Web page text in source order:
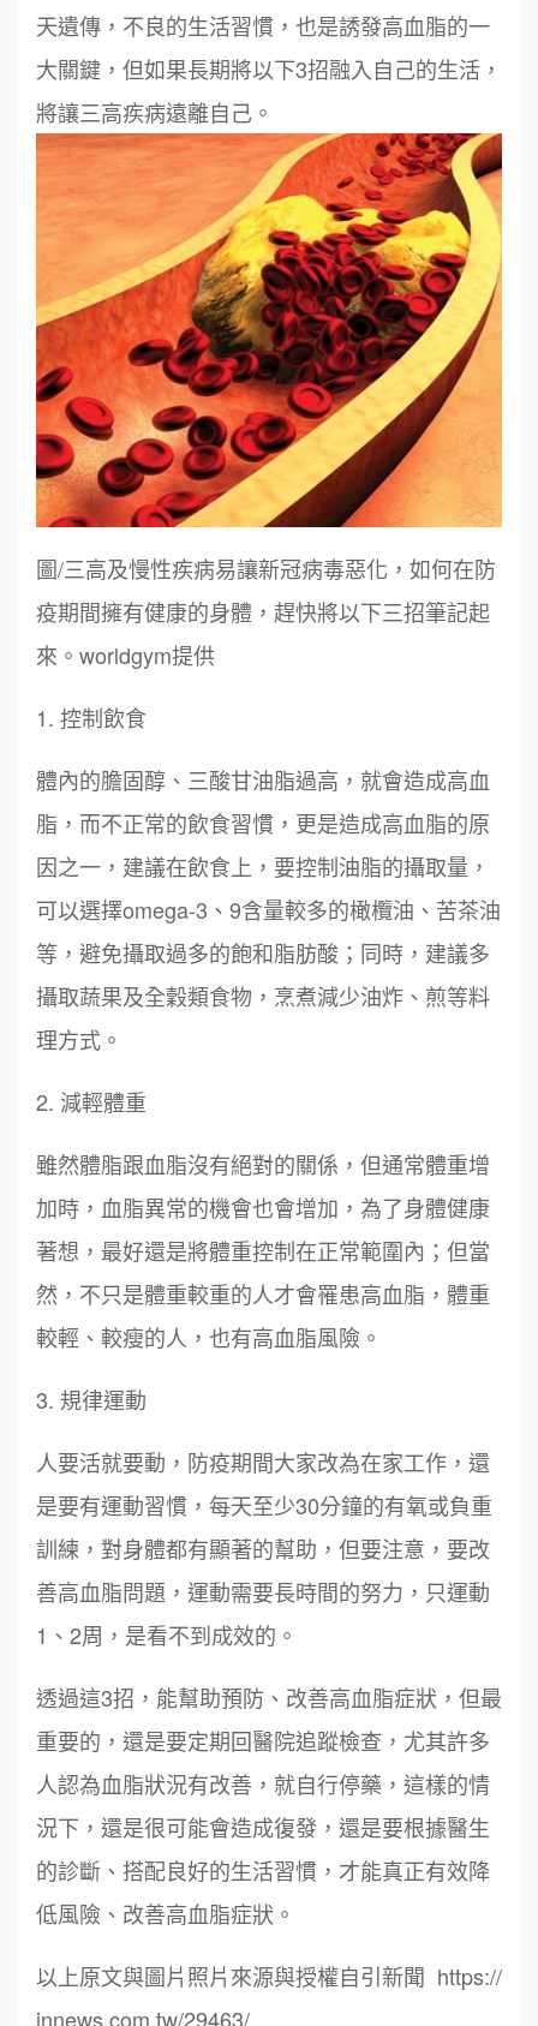
天遺傳，不良的生活習慣，也是誘發高血脂的一
大關鍵，但如果長期將以下3招融入自己的生活，
將讓三高疾病遠離自己。
圖/三高及慢性疾病易讓新冠病毒惡化，如何在防
疫期間擁有健康的身體，趕快將以下三招筆記起
來。worldgym提供
1. 控制飲食
體內的膽固醇、三酸甘油脂過高，就會造成高血
脂，而不正常的飲食習慣，更是造成高血脂的原
因之一，建議在飲食上，要控制油脂的攝取量，
可以選擇omega-3、9含量較多的橄欖油、苦茶油
等，避免攝取過多的飽和脂肪酸；同時，建議多
攝取蔬果及全穀類食物，烹煮減少油炸、煎等料
理方式。
2. 減輕體重
雖然體脂跟血脂沒有絕對的關係，但通常體重增
加時，血脂異常的機會也會增加，為了身體健康
著想，最好還是將體重控制在正常範圍內；但當
然，不只是體重較重的人才會罹患高血脂，體重
較輕、較瘦的人，也有高血脂風險。
3. 規律運動
人要活就要動，防疫期間大家改為在家工作，還
是要有運動習慣，每天至少30分鐘的有氧或負重
訓練，對身體都有顯著的幫助，但要注意，要改
善高血脂問題，運動需要長時間的努力，只運動
1、2周，是看不到成效的。
透過這3招，能幫助預防、改善高血脂症狀，但最
重要的，還是要定期回醫院追蹤檢查，尤其許多
人認為血脂狀況有改善，就自行停藥，這樣的情
況下，還是很可能會造成復發，還是要根據醫生
的診斷、搭配良好的生活習慣，才能真正有效降
低風險、改善高血脂症狀。
以上原文與圖片照片來源與授權自引新聞 https://
innews.com.tw/29463/
6 鼎威維修
7 88thai發發泰-泰式飯行家
8 呷尚寶
SHARE TEA歇腳亭
10 TEA TOP台灣第一味
周 先生/小姐 台北
100萬 ~150萬
徐 先生/小姐 新北市
加盟預算
何 先生/小姐 台南
加盟預算